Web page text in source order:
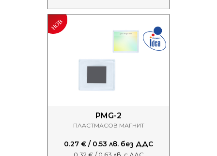
PMG-2
ПЛАСТМАСОВ МАГНИТ
0.27 € / 0.53 лв. без ДДС